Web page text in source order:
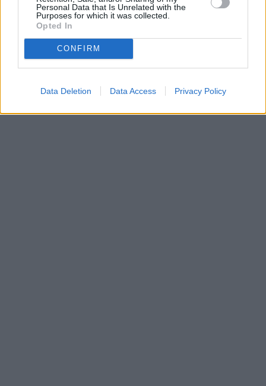
Personal Data that Is Unrelated with the
Purposes for which it was collected.
Opted In
CONFIRM
Data Deletion Data Access Privacy Policy